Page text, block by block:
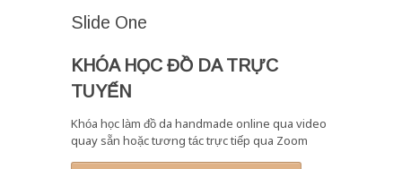
Slide One
KHÓA HỌC ĐỒ DA TRỰC
TUYẾN
Khóa học làm đồ da handmade online qua video
quay sẵn hoặc tương tác trực tiếp qua Zoom